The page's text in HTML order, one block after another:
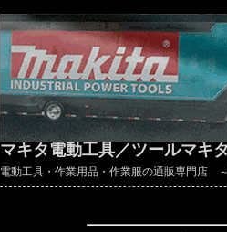
マキタ電動工具／ツールマキ
電動工具・作業用品・作業服の通販専門店